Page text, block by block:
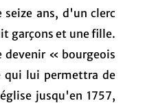
ans, d'un clerc
garçons et une fille.
devenir « bourgeois
qui lui permettra de
jusqu'en 1757,